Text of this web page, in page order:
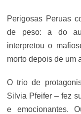
Perigosas Peruas
de peso: a do
interpretou o
morto depois de um
O trio de
Silvia Pfeifer – fez
e emocionantes.